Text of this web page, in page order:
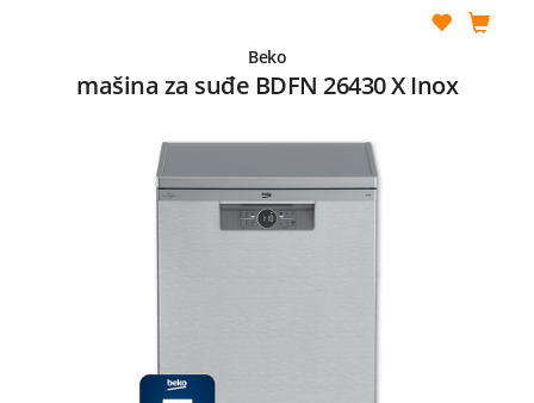
Beko
mašina za suđe BDFN 26430 X Inox